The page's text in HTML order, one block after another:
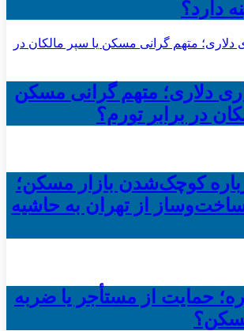
دارد؟
دلاری؛ متهم گرانی مسکن
در برابر تورم؟
کوچک‌شدن بازار مسکن؛
از تهران به حاشیه‌
حمایت از مستأجر یا ضربه